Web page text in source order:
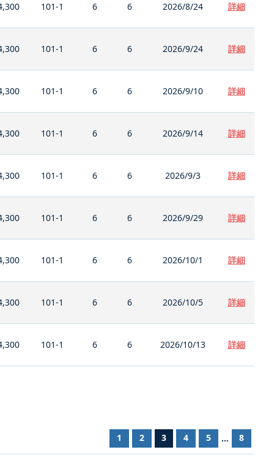
101-1 6 6 2026/8/24 詳細
101-1 6 6 2026/9/24 詳細
101-1 6 6 2026/9/10 詳細
101-1 6 6 2026/9/14 詳細
101-1 6 6 2026/9/3 詳細
101-1 6 6 2026/9/29 詳細
101-1 6 6 2026/10/1 詳細
101-1 6 6 2026/10/5 詳細
101-1 6 6 2026/10/13 詳細
1 2 3 4 5 ... 8